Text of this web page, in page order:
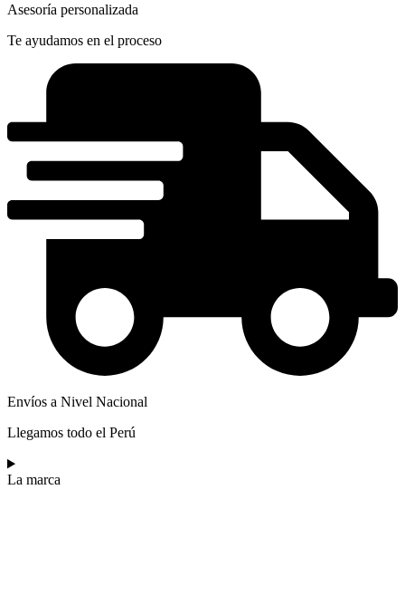
Asesoría personalizada
Te ayudamos en el proceso
Envíos a Nivel Nacional
Llegamos todo el Perú
La marca​